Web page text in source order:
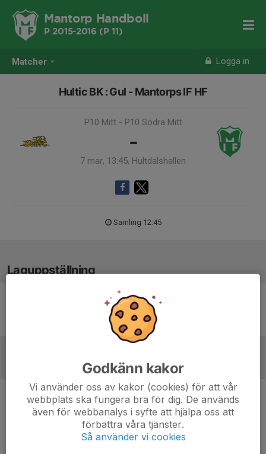
Matcher Logga in
Mantorp Handboll
P 2015-2016 (P 11)
Hultic BK : Gul - Mantorps IF HF
P10 Mitt - P10 Södra Mitt
-
7 mar, 13:45, Hultdalshallen
Samling 12:45
Laguppställning
Ingen uppställning ifylld
Inget referat skrivet
Godkänn kakor
Vi använder oss av kakor (cookies) för att vår
webbplats ska fungera bra för dig. De används
även för webbanalys i syfte att hjälpa oss att
förbättra våra tjänster.
Så använder vi cookies